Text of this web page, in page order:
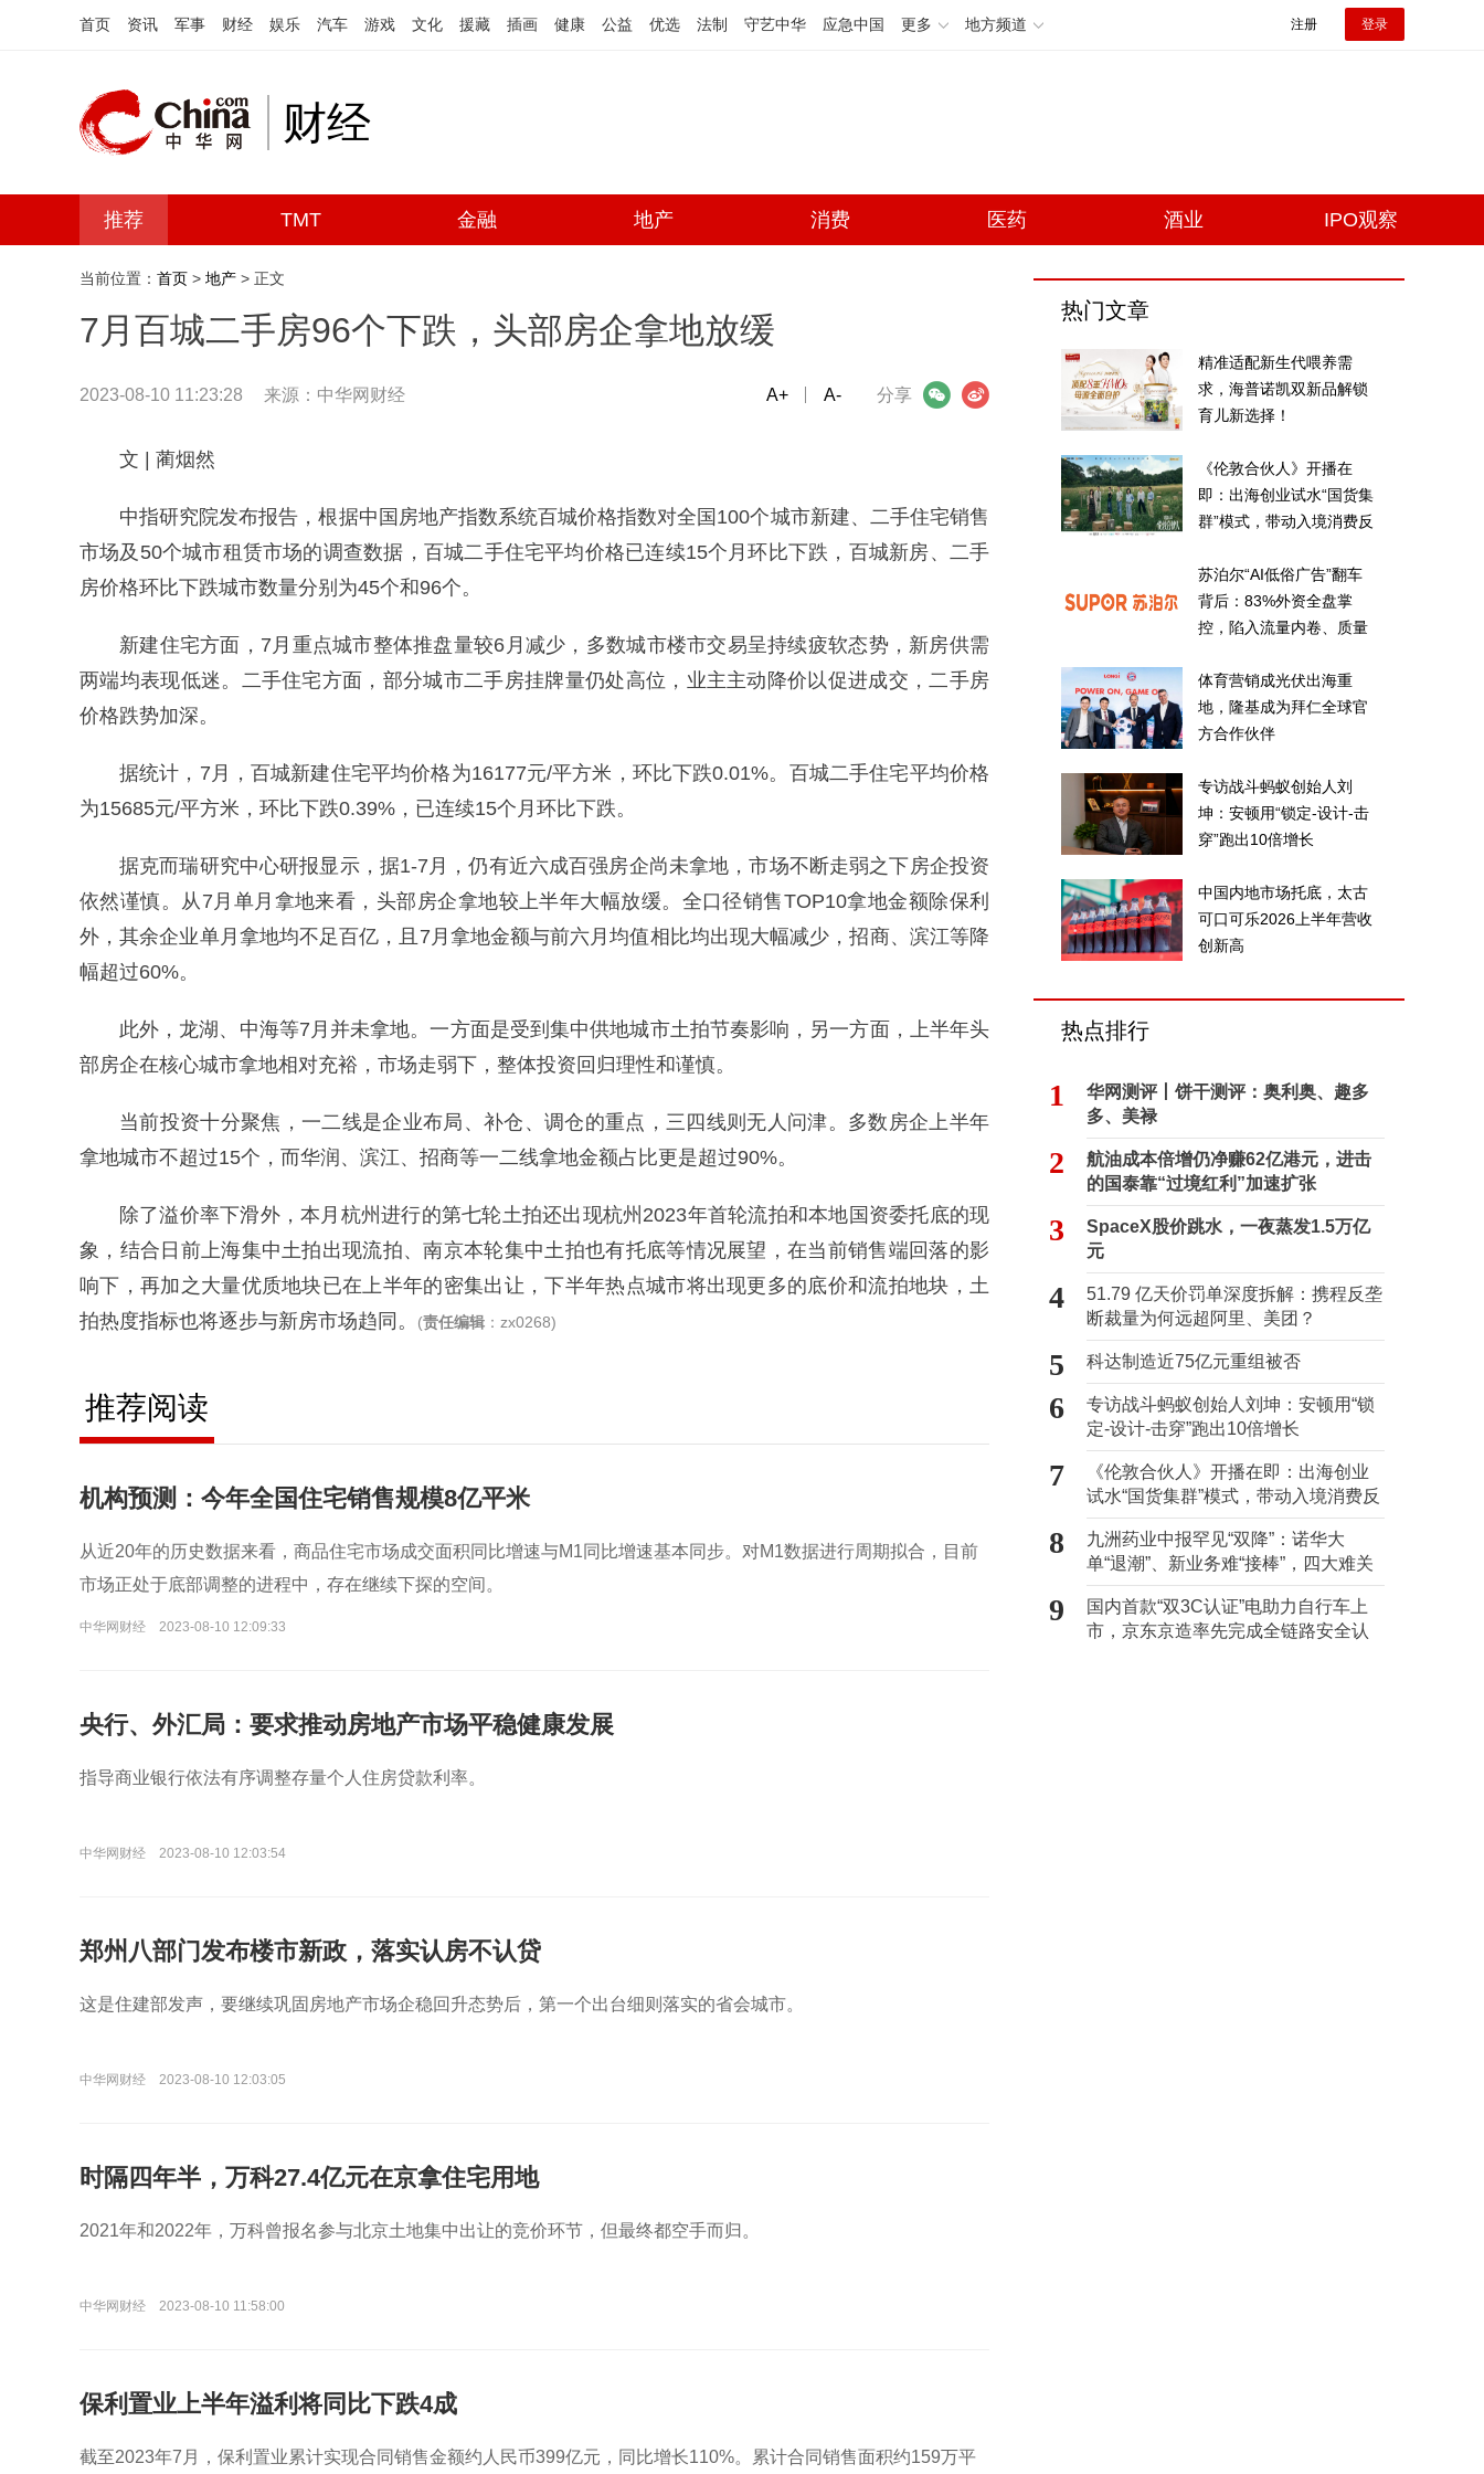
首页 资讯 军事 财经 娱乐 汽车 游戏 文化 援藏 插画 健康 公益 优选 法制 守艺中华 应急中国 更多 地方频道 注册 登录
财经
推荐 TMT 金融 地产 消费 医药 酒业 IPO观察
当前位置： 首页 > 地产 > 正文
7月百城二手房96个下跌，头部房企拿地放缓
2023-08-10 11:23:28 来源：中华网财经 分享
微信 微博
A+ A-
文 | 蔺烟然
中指研究院发布报告，根据中国房地产指数系统百城价格指数对全国100个城市新建、二手住宅销售
市场及50个城市租赁市场的调查数据，百城二手住宅平均价格已连续15个月环比下跌，百城新房、二手
房价格环比下跌城市数量分别为45个和96个。
新建住宅方面，7月重点城市整体推盘量较6月减少，多数城市楼市交易呈持续疲软态势，新房供需
两端均表现低迷。二手住宅方面，部分城市二手房挂牌量仍处高位，业主主动降价以促进成交，二手房
价格跌势加深。
据统计，7月，百城新建住宅平均价格为16177元/平方米，环比下跌0.01%。百城二手住宅平均价格
为15685元/平方米，环比下跌0.39%，已连续15个月环比下跌。
据克而瑞研究中心研报显示，据1-7月，仍有近六成百强房企尚未拿地，市场不断走弱之下房企投资
依然谨慎。从7月单月拿地来看，头部房企拿地较上半年大幅放缓。全口径销售TOP10拿地金额除保利
外，其余企业单月拿地均不足百亿，且7月拿地金额与前六月均值相比均出现大幅减少，招商、滨江等降
幅超过60%。
此外，龙湖、中海等7月并未拿地。一方面是受到集中供地城市土拍节奏影响，另一方面，上半年头
部房企在核心城市拿地相对充裕，市场走弱下，整体投资回归理性和谨慎。
当前投资十分聚焦，一二线是企业布局、补仓、调仓的重点，三四线则无人问津。多数房企上半年
拿地城市不超过15个，而华润、滨江、招商等一二线拿地金额占比更是超过90%。
除了溢价率下滑外，本月杭州进行的第七轮土拍还出现杭州2023年首轮流拍和本地国资委托底的现
象，结合日前上海集中土拍出现流拍、南京本轮集中土拍也有托底等情况展望，在当前销售端回落的影
响下，再加之大量优质地块已在上半年的密集出让，下半年热点城市将出现更多的底价和流拍地块，土
拍热度指标也将逐步与新房市场趋同。
(责任编辑 ：zx0268)
推荐阅读
机构预测：今年全国住宅销售规模8亿平米
从近20年的历史数据来看，商品住宅市场成交面积同比增速与M1同比增速基本同步。对M1数据进行周期拟合，目前
市场正处于底部调整的进程中，存在继续下探的空间。
中华网财经 2023-08-10 12:09:33
央行、外汇局：要求推动房地产市场平稳健康发展
指导商业银行依法有序调整存量个人住房贷款利率。
中华网财经 2023-08-10 12:03:54
郑州八部门发布楼市新政，落实认房不认贷
这是住建部发声，要继续巩固房地产市场企稳回升态势后，第一个出台细则落实的省会城市。
中华网财经 2023-08-10 12:03:05
时隔四年半，万科27.4亿元在京拿住宅用地
2021年和2022年，万科曾报名参与北京土地集中出让的竞价环节，但最终都空手而归。
中华网财经 2023-08-10 11:58:00
保利置业上半年溢利将同比下跌4成
截至2023年7月，保利置业累计实现合同销售金额约人民币399亿元，同比增长110%。累计合同销售面积约159万平
热门文章
精准适配新生代喂养需
求，海普诺凯双新品解锁
育儿新选择！
《伦敦合伙人》开播在
即：出海创业试水“国货集
群”模式，带动入境消费反
苏泊尔“AI低俗广告”翻车
背后：83%外资全盘掌
控，陷入流量内卷、质量
体育营销成光伏出海重
地，隆基成为拜仁全球官
方合作伙伴
专访战斗蚂蚁创始人刘
坤：安顿用“锁定-设计-击
穿”跑出10倍增长
中国内地市场托底，太古
可口可乐2026上半年营收
创新高
热点排行
1
华网测评丨饼干测评：奥利奥、趣多
多、美禄
2
航油成本倍增仍净赚62亿港元，进击
的国泰靠“过境红利”加速扩张
3
SpaceX股价跳水，一夜蒸发1.5万亿
元
4
51.79 亿天价罚单深度拆解：携程反垄
断裁量为何远超阿里、美团？
5 科达制造近75亿元重组被否
6
专访战斗蚂蚁创始人刘坤：安顿用“锁
定-设计-击穿”跑出10倍增长
7
《伦敦合伙人》开播在即：出海创业
试水“国货集群”模式，带动入境消费反
向种草
8
九洲药业中报罕见“双降”：诺华大
单“退潮”、新业务难“接棒”，四大难关
待闯
9
国内首款“双3C认证”电助力自行车上
市，京东京造率先完成全链路安全认